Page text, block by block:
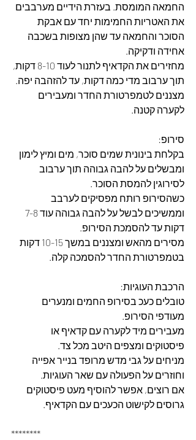
החמאה המומסת. בעזרת הידיים מערבבים
את האטריות החמימות יחד עם אבקת
הסוכר והחמאה עד שהן מצופות בשכבה
אחידה ודקיקה.
מחזירים את הקדאיף לתנור לעוד 8-10 דקות,
תוך ערבוב מדי כמה דקות, עד להזהבה יפה.
מצננים לטמפרטורת החדר ומעבירים
לקערה קטנה.
סירופ:
בקלחת בינונית שמים סוכר, מים ומיץ לימון
ומבשלים על להבה גבוהה תוך ערבוב
לסירוגין להמסת הסוכר.
כשהסירופ רותח מפסיקים לערבב
דקות עד להסמכת הסירופ.
מסירים מהאש ומצננים במשך 10-15 דקות
בטמפרטורת החדר להסמכה קלה.
הרכבת העוגיות:
טובלים כעכ בסירופ החמים ומנערים
מעודפי הסירופ.
מעבירים מיד לקערה עם קדאיף או
פיסטוקים ומצפים היטב מכל צד.
מניחים על גבי מדש מרופד בנייר אפייה
וחוזרים על הפעולה עם שאר העוגיות.
אם רוצים, אפשר להוסיף מעט פיסטוקים
גרוסים לקישוט הכעכים עם הקדאיף.
********